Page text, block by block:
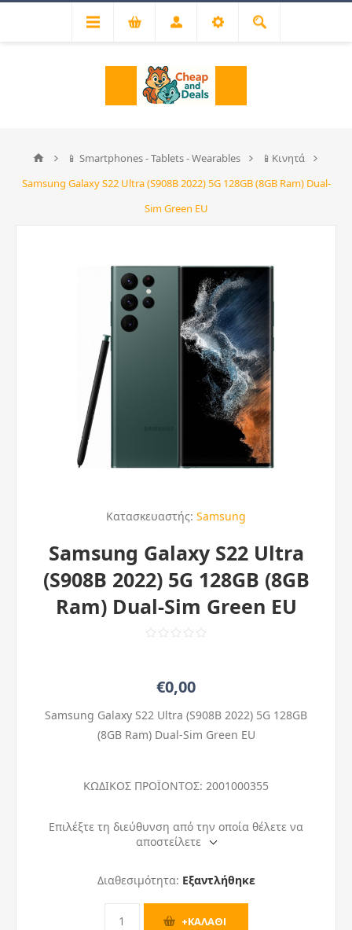
📱 Smartphones - Tablets - Wearables
📱Κινητά
Samsung Galaxy S22 Ultra (S908B 2022) 5G 128GB (8GB Ram) Dual-
Sim Green EU
Κατασκευαστής: Samsung
Samsung Galaxy S22 Ultra
(S908B 2022) 5G 128GB (8GB
Ram) Dual-Sim Green EU
€0,00
Samsung Galaxy S22 Ultra (S908B 2022) 5G 128GB
(8GB Ram) Dual-Sim Green EU
ΚΩΔΙΚΟΣ ΠΡΟΪΟΝΤΟΣ: 2001000355
Επιλέξτε τη διεύθυνση από την οποία θέλετε να
αποστείλετε
Διαθεσιμότητα: Εξαντλήθηκε